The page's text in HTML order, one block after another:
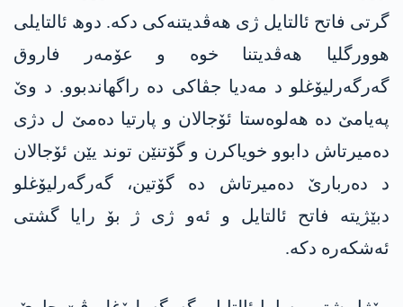
گرتی فاتح ئالتایل ژی ھەڤدیتنەکی دکە. دوھ ئالتایلی
ھوورگلیا ھەڤدیتنا خوە و عۆمەر فاروق
گەرگەرلیۆغلو د مەدیا جڤاکی دە راگھاندبوو. د وێ
پەیامێ دە ھەلوەستا ئۆجالان و پارتیا دەمێ ل دژی
دەمیرتاش دابوو خویاکرن و گۆتنێن توند یێن ئۆجالان
د دەربارێ دەمیرتاش دە گۆتین، گەرگەرلیۆغلو
دبێژیتە فاتح ئالتایل و ئەو ژی ژ بۆ رایا گشتی
ئەشکەرە دکە.